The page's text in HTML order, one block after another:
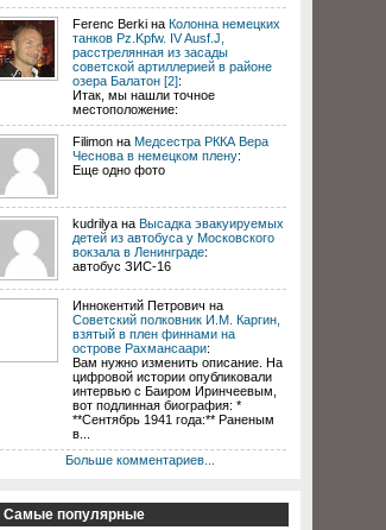
Ferenc Berki на Колонна немецких
танков Pz.Kpfw. IV Ausf.J,
расстрелянная из засады
советской артиллерией в районе
озера Балатон [2]:
Итак, мы нашли точное
местоположение:
Filimon на Медсестра РККА Вера
Чеснова в немецком плену:
Еще одно фото
kudrilya на Высадка эвакуируемых
детей из автобуса у Московского
вокзала в Ленинграде:
автобус ЗИС-16
Иннокентий Петрович на
Советский полковник И.М. Каргин,
взятый в плен финнами на
острове Рахмансаари:
Вам нужно изменить описание. На
цифровой истории опубликовали
интервью с Баиром Иринчеевым,
вот подлинная биография: *
**Сентябрь 1941 года:** Раненым
в...
Больше комментариев...
Самые популярные